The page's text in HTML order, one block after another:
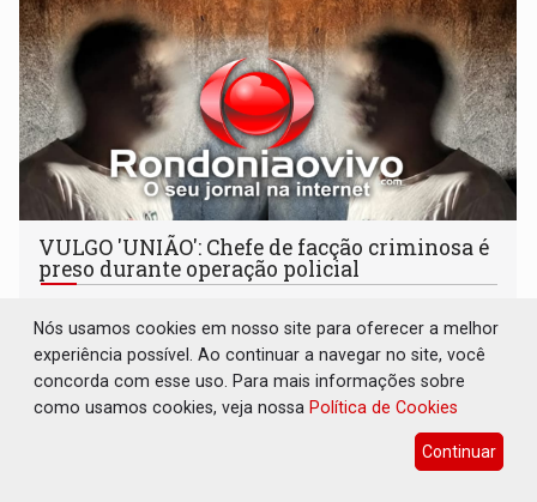
VULGO 'UNIÃO': Chefe de facção criminosa é
preso durante operação policial
Acusado ainda tentou fugir para um matagal
Nós usamos cookies em nosso site para oferecer a melhor
experiência possível. Ao continuar a navegar no site, você
concorda com esse uso. Para mais informações sobre
como usamos cookies, veja nossa Política de Cookies
Continuar